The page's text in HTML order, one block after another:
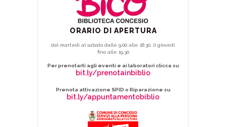
ORARIO DI APERTURA
dal martedì al sabato dalle 9.00 alle 18.30, il giovedì
fino alle 19.30
Per prenotarti agli eventi e ai laboratori clicca su
bit.ly/prenotainbiblio
Prenota attivazione SPID o Riparazione su
bit.ly/appuntamentobiblio